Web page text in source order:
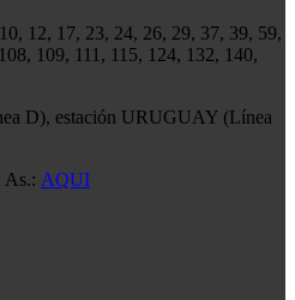
12, 17, 23, 24, 26, 29, 37, 39, 59,
109, 111, 115, 124, 132, 140,
D), estación URUGUAY (Línea
As.: AQUI